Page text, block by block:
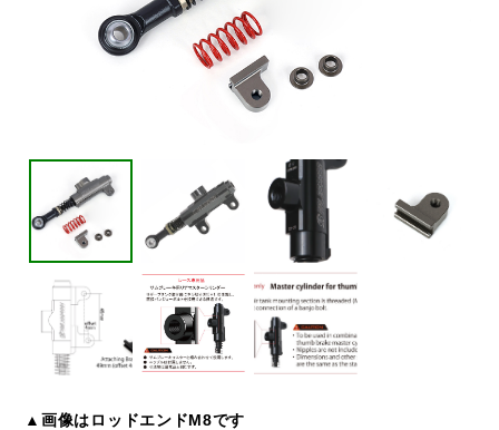
▲画像はロッドエンドM8です